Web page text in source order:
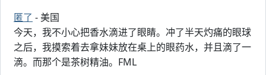
匿了 - 美国
今天，我不小心把香水滴进了眼睛。冲了半天灼痛的眼球
之后，我摸索着去拿妹妹放在桌上的眼药水，并且滴了一
滴。而那个是茶树精油。FML